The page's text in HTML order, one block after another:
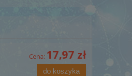
Cena: 17,97 zł
do koszyka